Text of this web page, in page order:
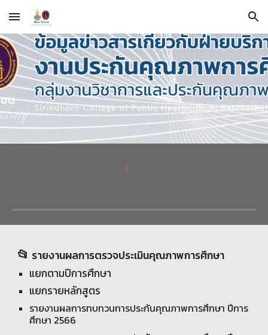
Skip to main content Skip to navigation
📂 รายงานผลการตรวจประเมินคุณภาพการศึกษา
แยกตามปีการศึกษา
แยกรายหลักสูตร
รายงานผลการทบทวนการประกันคุณภาพการศึกษา ปีการ
ศึกษา 2566